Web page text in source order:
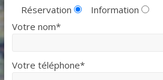
Réservation
Information
Votre nom*
Votre téléphone*